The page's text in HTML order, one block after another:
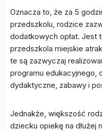
Oznacza to, że za 5
przedszkolu, rodzice
dodatkowych opłat. Jest
przedszkola miejskie
te są zazwyczaj
programu edukacyjnego,
dydaktyczne, zabawy i
Jednakże, większość
dziecku opiekę na dłużej